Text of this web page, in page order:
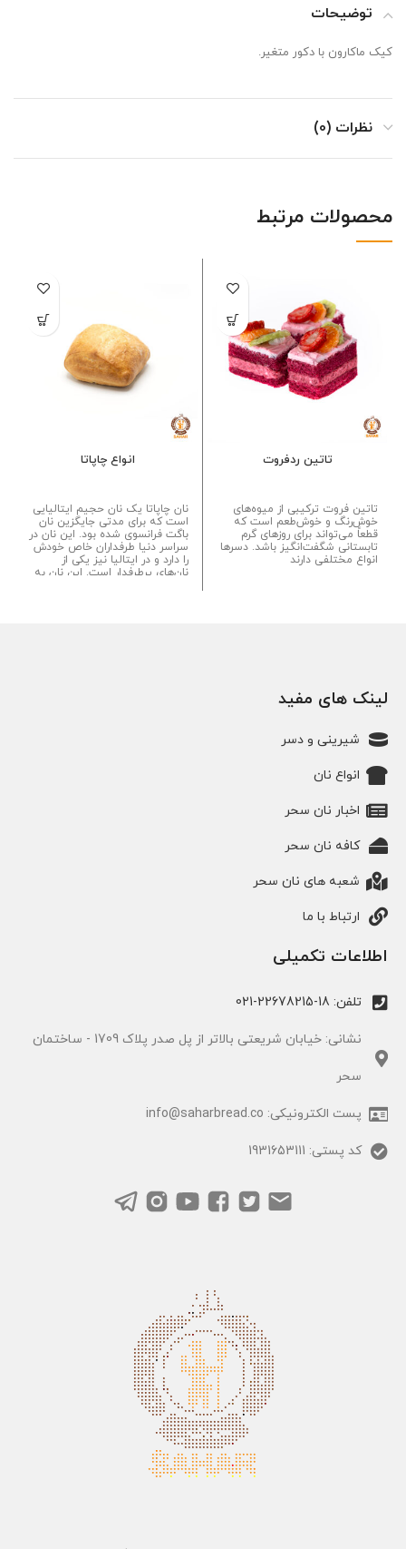
توضیحات
کیک ماکارون با دکور متغیر.
نظرات (0)
محصولات مرتبط
تاتین ردفروت
تاتین فروت ترکیبی از میوه‌های
خوش‌رنگ و خوش‌طعم است که
قطعاً می‌تواند برای روزهای گرم
تابستانی شگفت‌انگیز باشد. دسرها
انواع مختلفی دارند
انواع چاپاتا
نان چاپاتا یک نان حجیم ایتالیایی
است که برای مدتی جایگزین نان
باگت فرانسوی شده بود. این نان در
سراسر دنیا طرفداران خاص خودش
را دارد و در ایتالیا نیز یکی از
نان‌های پرطرفدار است. این نان به
لینک های مفید
شیرینی و دسر
انواع نان
اخبار نان سحر
کافه نان سحر
شعبه های نان سحر
ارتباط با ما
اطلاعات تکمیلی
تلفن: 18-22678215-021
نشانی: خیابان شریعتی بالاتر از پل صدر پلاک 1709 - ساختمان
سحر
پست الکترونیکی: info@saharbread.co
کد پستی: 1931653111